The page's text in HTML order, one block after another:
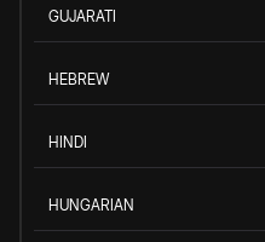
GUJARATI
HEBREW
HINDI
HUNGARIAN